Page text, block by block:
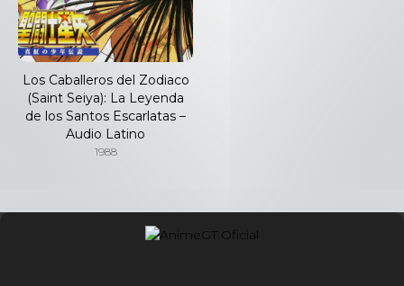
Los Caballeros del Zodiaco
(Saint Seiya): La Leyenda
de los Santos Escarlatas –
Audio Latino
1988